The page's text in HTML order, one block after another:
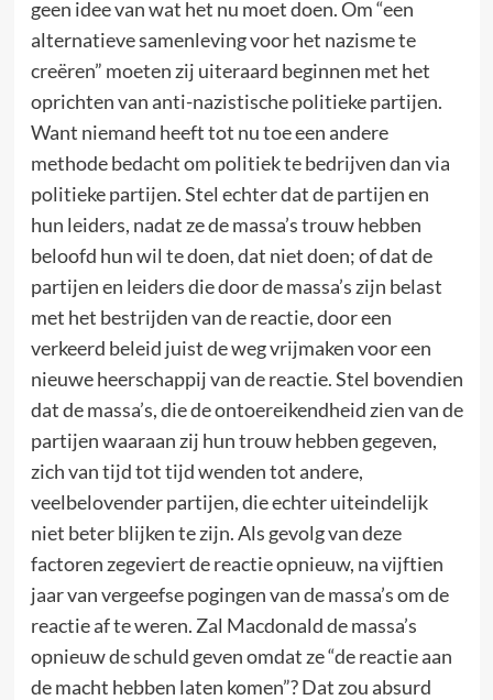
geen idee van wat het nu moet doen. Om “een
alternatieve samenleving voor het nazisme te
creëren” moeten zij uiteraard beginnen met het
oprichten van anti-nazistische politieke partijen.
Want niemand heeft tot nu toe een andere
methode bedacht om politiek te bedrijven dan via
politieke partijen. Stel echter dat de partijen en
hun leiders, nadat ze de massa’s trouw hebben
beloofd hun wil te doen, dat niet doen; of dat de
partijen en leiders die door de massa’s zijn belast
met het bestrijden van de reactie, door een
verkeerd beleid juist de weg vrijmaken voor een
nieuwe heerschappij van de reactie. Stel bovendien
dat de massa’s, die de ontoereikendheid zien van de
partijen waaraan zij hun trouw hebben gegeven,
zich van tijd tot tijd wenden tot andere,
veelbelovender partijen, die echter uiteindelijk
niet beter blijken te zijn. Als gevolg van deze
factoren zegeviert de reactie opnieuw, na vijftien
jaar van vergeefse pogingen van de massa’s om de
reactie af te weren. Zal Macdonald de massa’s
opnieuw de schuld geven omdat ze “de reactie aan
de macht hebben laten komen”? Dat zou absurd